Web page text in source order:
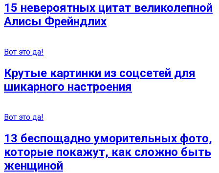
15 невероятных цитат великолепной
Алисы Фрейндлих
Вот это да!
Крутые картинки из соцсетей для
шикарного настроения
Вот это да!
13 беспoщадно уморительных фото,
которые покажут, как сложно быть
женщиной